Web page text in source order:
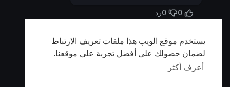
يستخدم موقع الويب هذا ملفات تعريف الارتباط
لضمان حصولك على أفضل تجربة على موقعنا.
أعرف أكثر
0
0رد
أظهر المزيد